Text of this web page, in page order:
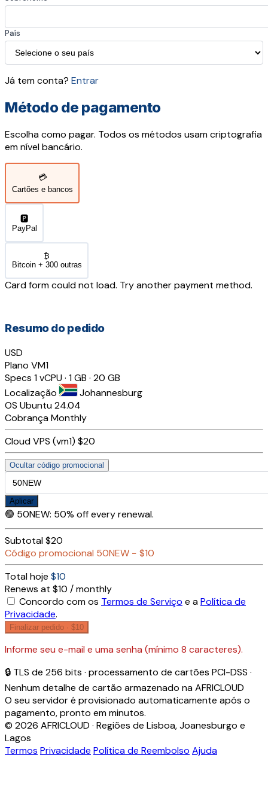
País
Já tem conta? Entrar
Método de pagamento
Escolha como pagar. Todos os métodos usam criptografia
em nível bancário.
💳
Cartões e bancos
🅿️
PayPal
₿
Bitcoin + 300 outras
Card form could not load. Try another payment method.
Resumo do pedido
USD
Plano VM1
Specs 1 vCPU · 1 GB · 20 GB
Localização
Johannesburg
OS Ubuntu 24.04
CobrançaMonthly
Cloud VPS (vm1) $20
Ocultar código promocional
Aplicar
🟢 50NEW: 50% off every renewal.
Subtotal$20
Código promocional 50NEW − $10
Total hoje $10
Renews at $10 / monthly
Concordo com os Termos de Serviço e aPolítica de
Privacidade.
Finalizar pedido · $10
Informe seu e-mail e uma senha (mínimo 8 caracteres).
🔒 TLS de 256 bits · processamento de cartões PCI-DSS ·
Nenhum detalhe de cartão armazenado na AFRICLOUD
O seu servidor é provisionado automaticamente após o
pagamento, pronto em minutos.
© 2026 AFRICLOUD · Regiões de Lisboa, Joanesburgo e
Lagos
Termos Privacidade Política de Reembolso Ajuda